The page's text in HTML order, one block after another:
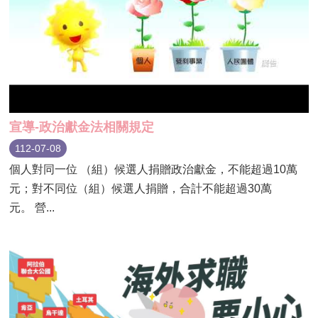
宣導-政治獻金法相關規定
112-07-08
個人對同一位 （組）候選人捐贈政治獻金，不能超過10萬
元；對不同位（組）候選人捐贈，合計不能超過30萬
元。 營...